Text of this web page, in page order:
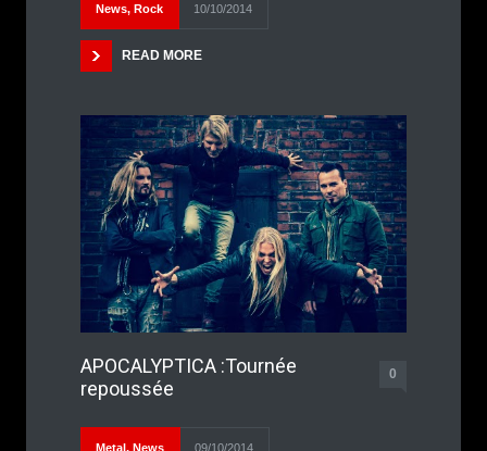
News, Rock 10/10/2014
READ MORE
APOCALYPTICA :Tournée
repoussée
0
Metal, News 09/10/2014